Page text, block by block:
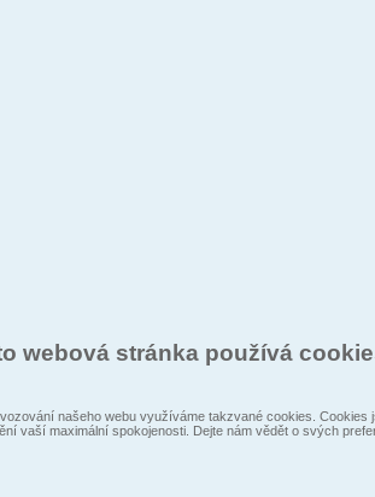
webová stránka používá
našeho webu využíváme takzvané cookies.
vaší maximální spokojenosti. Dejte nám vědět o svých